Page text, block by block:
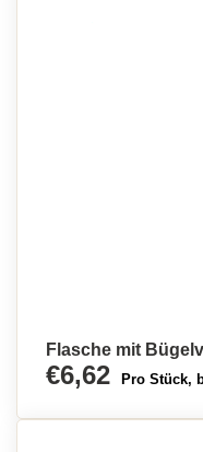
Flasche mit
€6,62 Pro Stück,